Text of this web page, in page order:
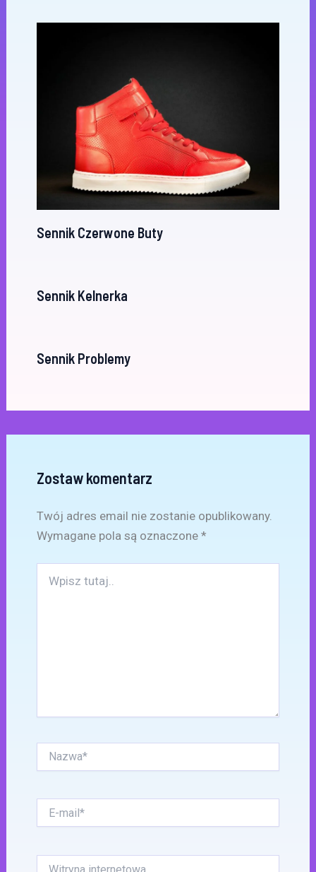
Sennik Czerwone Buty
Sennik Kelnerka
Sennik Problemy
Zostaw komentarz
Twój adres email nie zostanie opublikowany.
Wymagane pola są oznaczone *
tutaj..
mail*